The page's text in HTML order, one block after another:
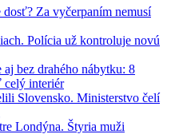
dosť? Za vyčerpaním nemusí
Polícia už kontroluje novú
bez drahého nábytku: 8
celý interiér
Slovensko. Ministerstvo čelí
Londýna. Štyria muži